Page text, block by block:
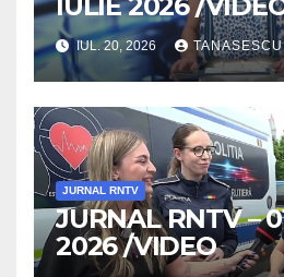
IUL. 20, 2026
JURNAL RNTV
JURNAL RNTV –
2026 /VIDEO